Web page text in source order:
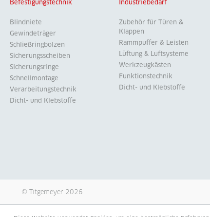
Befestigungstechnik
Blindniete
Gewindeträger
Schließringbolzen
Sicherungsscheiben
Sicherungsringe
Schnellmontage
Verarbeitungstechnik
Dicht- und Klebstoffe
Industriebedarf
Zubehör für Türen &
Klappen
Rammpuffer & Leisten
Lüftung & Luftsysteme
Werkzeugkästen
Funktionstechnik
Dicht- und Klebstoffe
© Titgemeyer 2026